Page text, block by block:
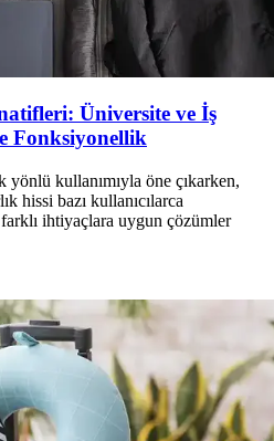
Üniversite ve İş
Fonksiyonellik
kullanımıyla öne çıkarken,
hissi bazı kullanıcılarca
ihtiyaçlara uygun çözümler